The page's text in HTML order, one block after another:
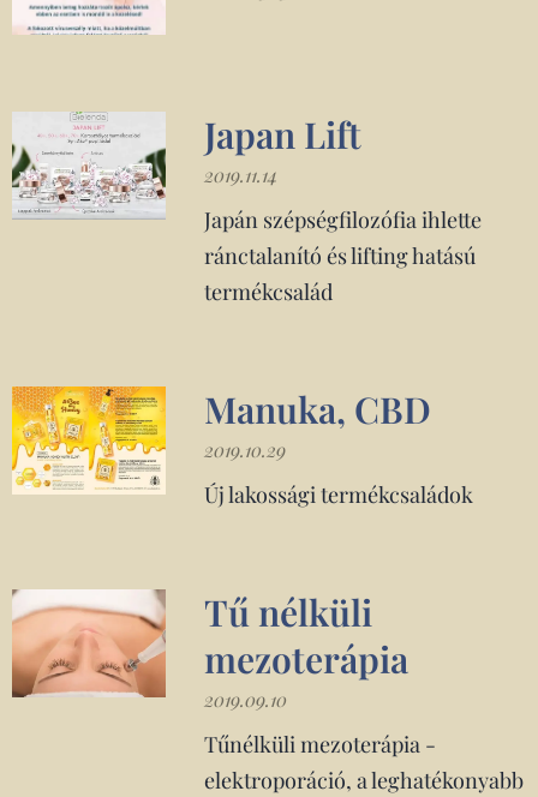
Japan Lift
2019.11.14
Japán szépségfilozófia ihlette
ránctalanító és lifting hatású
termékcsalád
Manuka, CBD
2019.10.29
Új lakossági termékcsaládok
Tű nélküli
mezoterápia
2019.09.10
Tűnélküli mezoterápia -
elektroporáció, a leghatékonyabb